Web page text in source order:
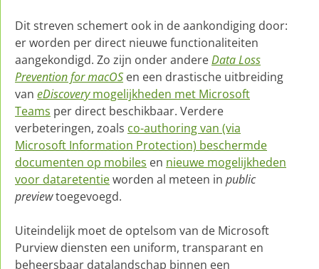
Dit streven schemert ook in de aankondiging door:
er worden per direct nieuwe functionaliteiten
aangekondigd. Zo zijn onder andereData Loss
Prevention for macOS en een drastische uitbreiding
van eDiscoverymogelijkheden met Microsoft
Teams per direct beschikbaar. Verdere
verbeteringen, zoals co-authoring van (via
Microsoft Information Protection) beschermde
documenten op mobiles en nieuwe mogelijkheden
voor dataretentieworden al meteen in public
previewtoegevoegd.
Uiteindelijk moet de optelsom van de Microsoft
Purview diensten een uniform, transparant en
beheersbaar datalandschap binnen een